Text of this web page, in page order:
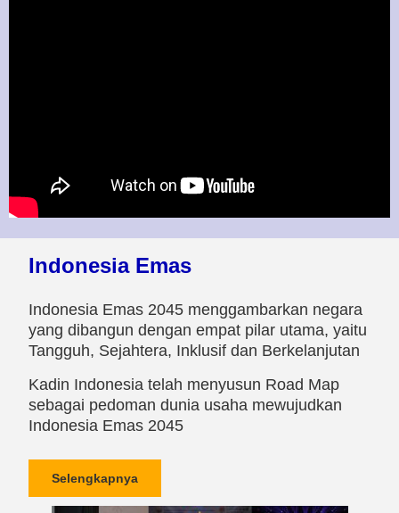
Indonesia Emas
Indonesia Emas 2045 menggambarkan negara
yang dibangun dengan empat pilar utama, yaitu
Tangguh, Sejahtera, Inklusif dan Berkelanjutan
Kadin Indonesia telah menyusun Road Map
sebagai pedoman dunia usaha mewujudkan
Indonesia Emas 2045
Selengkapnya